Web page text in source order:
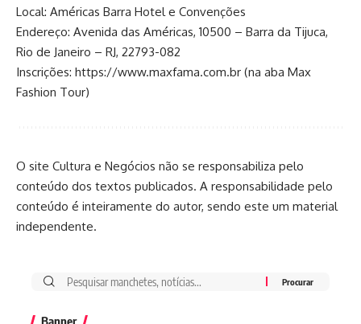
Local: Américas Barra Hotel e Convenções
Endereço: Avenida das Américas, 10500 – Barra da Tijuca,
Rio de Janeiro – RJ, 22793-082
Inscrições: https://www.maxfama.com.br (na aba Max
Fashion Tour)
O site Cultura e Negócios não se responsabiliza pelo
conteúdo dos textos publicados. A responsabilidade pelo
conteúdo é inteiramente do autor, sendo este um material
independente.
Banner